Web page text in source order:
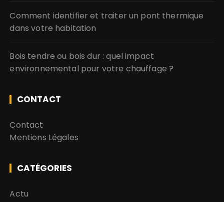
Comment identifier et traiter un pont thermique
dans votre habitation
Bois tendre ou bois dur : quel impact
environnemental pour votre chauffage ?
CONTACT
Contact
Mentions Légales
CATÉGORIES
Actu